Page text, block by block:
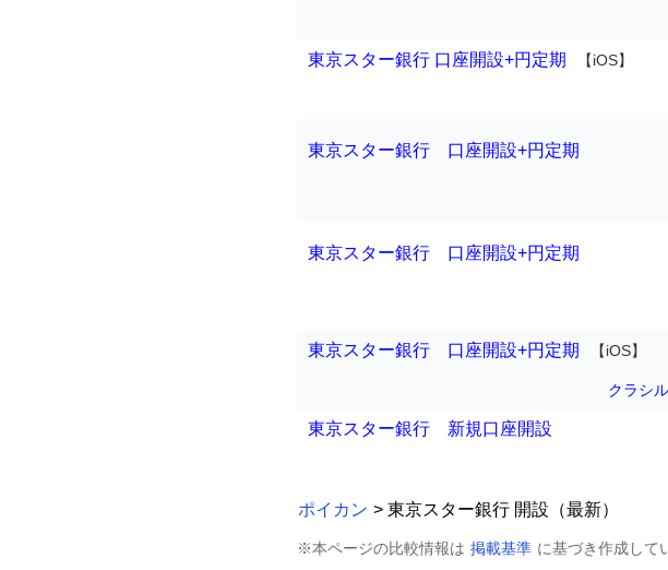
東京スター銀行 口座開設+円定期 【iOS】
東京スター銀行 口座開設+円定期
東京スター銀行 口座開設+円定期
東京スター銀行 口座開設+円定期 【iOS】
クラシ
東京スター銀行 新規口座開設
ポイカン > 東京スター銀行 開設（最新）
※本ページの比較情報は 掲載基準 に基づき作成して